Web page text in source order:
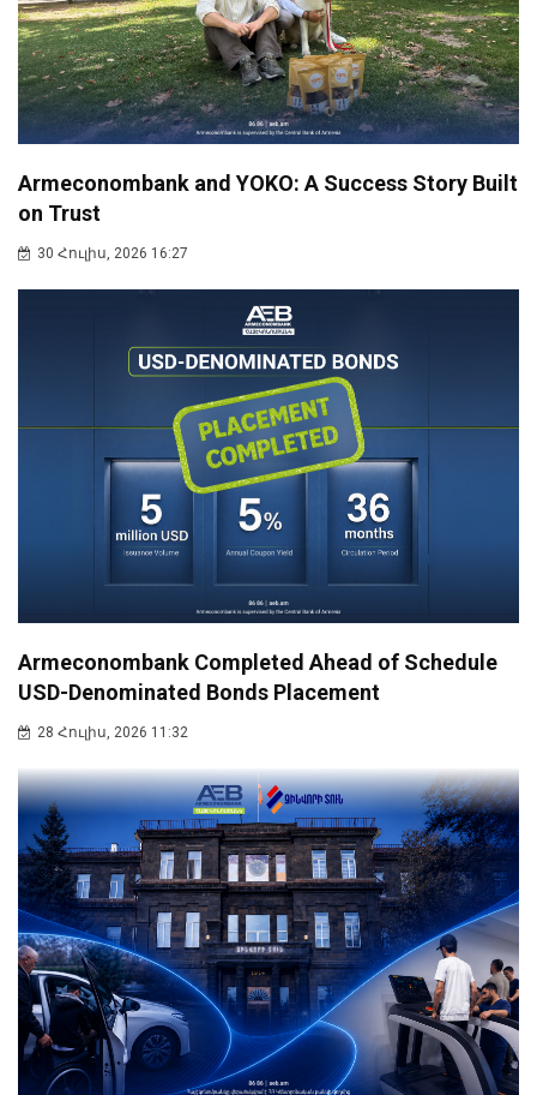
Armeconombank and YOKO: A Success Story Built
on Trust
30 Հուլիս, 2026 16:27
Armeconombank Completed Ahead of Schedule
USD-Denominated Bonds Placement
28 Հուլիս, 2026 11:32